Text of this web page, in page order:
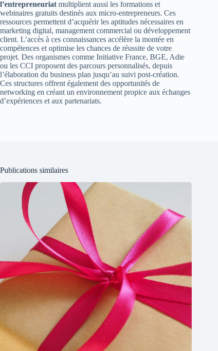
l’entrepreneuriat multiplient aussi les formations et
webinaires gratuits destinés aux micro-entrepreneurs. Ces
ressources permettent d’acquérir les aptitudes nécessaires en
marketing digital, management commercial ou développement
client. L’accès à ces connaissances accélère la montée en
compétences et optimise les chances de réussite de votre
projet. Des organismes comme Initiative France, BGE, Adie
ou les CCI proposent des parcours personnalisés, depuis
l’élaboration du business plan jusqu’au suivi post-création.
Ces structures offrent également des opportunités de
networking en créant un environnement propice aux échanges
d’expériences et aux partenariats.
Publications similaires